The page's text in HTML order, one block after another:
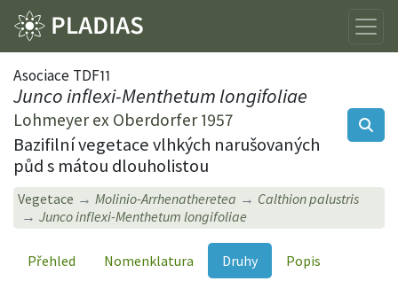
Asociace TDF11
Junco inflexi-Menthetum longifoliae
Lohmeyer ex Oberdorfer 1957
Bazifilní vegetace vlhkých narušovaných
půd s mátou dlouholistou
Vegetace Molinio-Arrhenatheretea
Calthion palustris
Junco inflexi-Menthetum longifoliae
Přehled Nomenklatura Druhy
Popis